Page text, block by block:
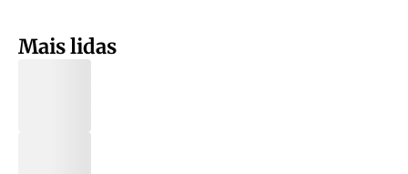
Mais lidas